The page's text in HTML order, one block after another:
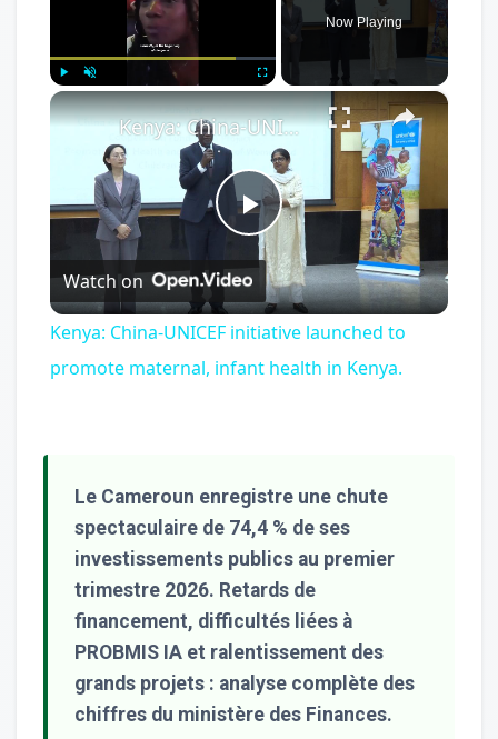
Play Unmute Fullscreen
Now Playing
×
Play
Video
Kenya: China-UNICEF initiative launched to promote maternal, infant health in Kenya.
Watch on
Kenya: China-UNICEF initiative launched to
promote maternal, infant health in Kenya.
Le Cameroun enregistre une chute
spectaculaire de 74,4 % de ses
investissements publics au premier
trimestre 2026. Retards de
financement, difficultés liées à
PROBMIS IA et ralentissement des
grands projets : analyse complète des
chiffres du ministère des Finances.